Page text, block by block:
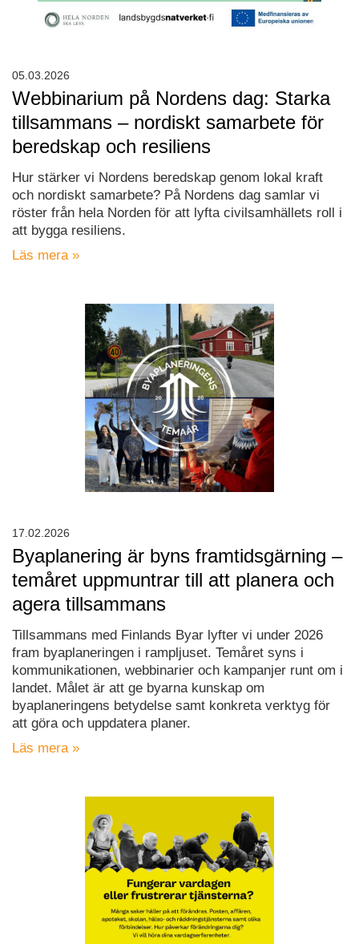
Webbinarium på Nordens dag: Starka
tillsammans – nordiskt samarbete för
beredskap och resiliens
Hur stärker vi Nordens beredskap genom lokal kraft
och nordiskt samarbete? På Nordens dag samlar vi
röster från hela Norden för att lyfta civilsamhällets roll i
att bygga resiliens.
Läs mera »
05.03.2026
Byaplanering är byns framtidsgärning –
temåret uppmuntrar till att planera och
agera tillsammans
Tillsammans med Finlands Byar lyfter vi under 2026
fram byaplaneringen i rampljuset. Temåret syns i
kommunikationen, webbinarier och kampanjer runt om i
landet. Målet är att ge byarna kunskap om
byaplaneringens betydelse samt konkreta verktyg för
att göra och uppdatera planer.
Läs mera »
17.02.2026